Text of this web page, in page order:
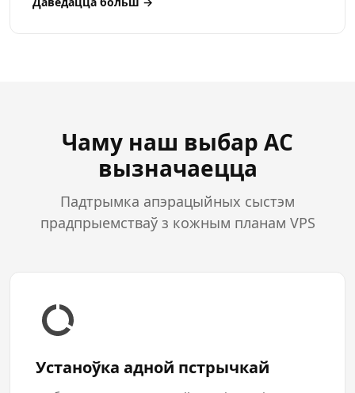
Чаму наш выбар АС
вызначаецца
Падтрымка апэрацыйных сыстэм
прадпрыемстваў з кожным планам VPS
Устаноўка адной пстрычкай